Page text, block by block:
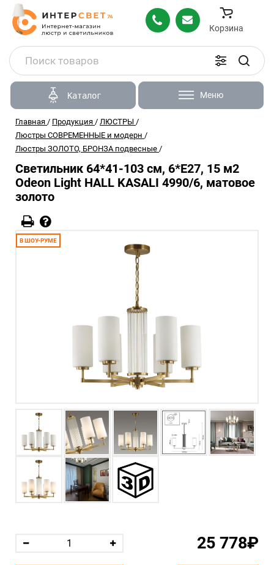
Корзина
Каталог Меню
Главная / Продукция / ЛЮСТРЫ /
Люстры СОВРЕМЕННЫЕ и модерн /
Люстры ЗОЛОТО, БРОНЗА подвесные /
Светильник 64*41-103 см, 6*E27, 15 м2
Odeon Light HALL KASALI 4990/6, матовое
золото
В ШОУ-РУМЕ
25 778₽